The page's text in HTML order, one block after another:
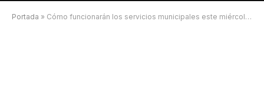
Portada » Cómo funcionarán los servicios municipales este miércoles feriado